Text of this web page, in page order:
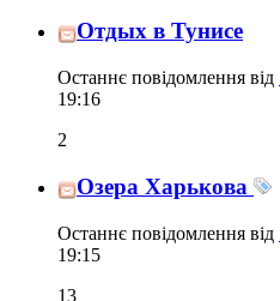
Отдых в Тунисе
Останнє повідомлення від
19:16
2
Озера Харькова
Останнє повідомлення від
19:15
13